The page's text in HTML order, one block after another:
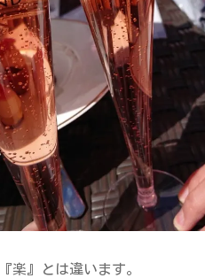
楽』とは違います。